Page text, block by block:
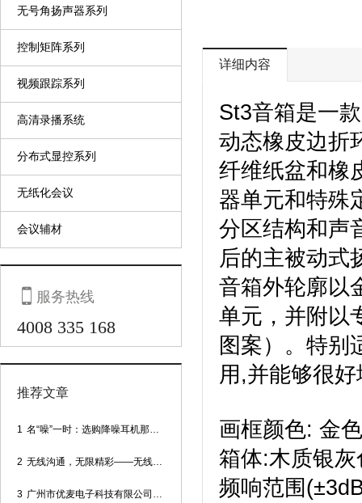
无号角扬声器系列
控制矩阵系列
视频跟踪系列
高清录播系统
分布式显控系列
无纸化会议
会议辅材
 服务热线
4008 335 168
推荐文章
1 名“噪”一时：选购降噪耳机那些事
2 无线沟通，无限精彩——无线会议话筒
3 广州市优麦电子科技有限公司网站正式上线！
详细内容
St3音箱是一
动态橡皮边折
纤维纸盆和橡
器单元和特殊
分区结构和声
后的主被动式
音箱外轮廓以
单元，并附以
图案）。特别
用,并能够
画框
箱体:木质银
频响范